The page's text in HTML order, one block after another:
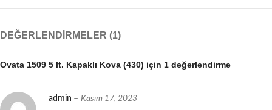
DEĞERLENDIRMELER (1)
Ovata 1509 5 lt. Kapaklı Kova (430) için 1 değerlendirme
admin – Kasım 17, 2023